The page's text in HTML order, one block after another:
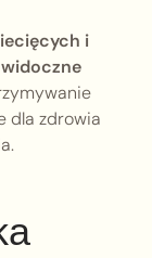
i
dla zdrowia